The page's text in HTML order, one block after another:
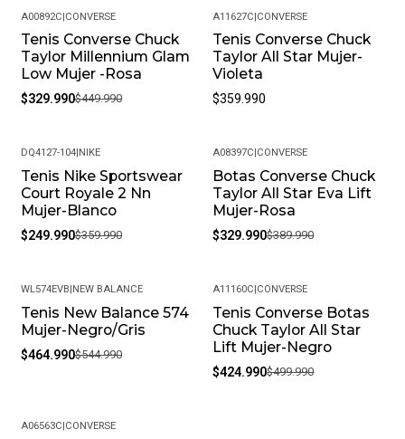
-27%
A00892C|CONVERSE
Tenis Converse Chuck
Taylor Millennium Glam
Low Mujer -Rosa
$329.990$449.990
A11627C|CONVERSE
Tenis Converse Chuck
Taylor All Star Mujer-
Violeta
$359.990
-31%
DQ4127-104| NIKE
Tenis Nike Sportswear
Court Royale 2 Nn
Mujer-Blanco
$249.990$359.990
-15%
A08397C CONVERSE
Botas Converse Chuck
Taylor All Star Eva Lift
Mujer-Rosa
$329.990$389.990
-15%
WL574EVB NEW BALANCE
Tenis New Balance 574
Mujer-Negro/Gris
$464.990$544.990
-15%
A11160C CONVERSE
Tenis Converse Botas
Chuck Taylor All Star
Lift Mujer-Negro
$424.990$499.990
A06563C CONVERSE